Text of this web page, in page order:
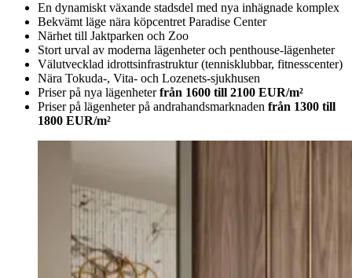
En dynamiskt växande stadsdel med nya inhägnade komplex
Bekvämt läge nära köpcentret Paradise Center
Närhet till Jaktparken och Zoo
Stort urval av moderna lägenheter och penthouse-lägenheter
Välutvecklad idrottsinfrastruktur (tennisklubbar, fitnesscenter)
Nära Tokuda-, Vita- och Lozenets-sjukhusen
Priser på nya lägenheterfrån 1600 till 2100 EUR/m²
Priser på lägenheter på andrahandsmarknaden från 1300 till
1800 EUR/m²